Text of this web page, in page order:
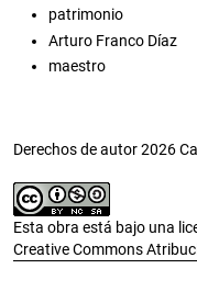
patrimonio
Arturo Franco Díaz
maestro
Derechos de autor 2026
Esta obra está bajo una
Creative Commons